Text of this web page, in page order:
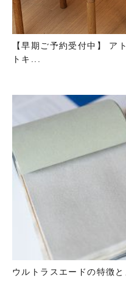
【早期ご予約受付中】 ア
トキ...
ウルトラスエードの特徴